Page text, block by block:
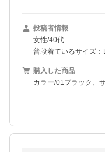
投稿者情報
女性/40代
普段着ているサイズ：
購入した商品
カラー/01ブラック、